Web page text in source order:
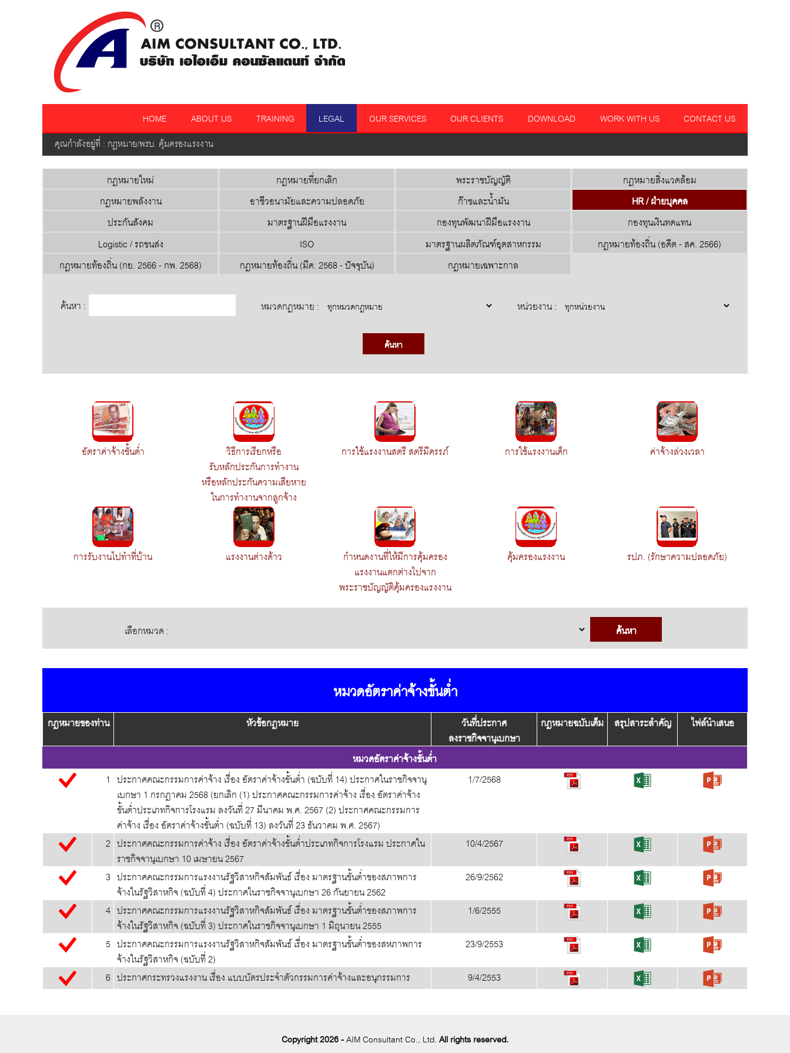
HOME ABOUT US TRAINING LEGAL OUR SERVICES OUR CLIENTS DOWNLOAD WORK WITH US
CONTACT US
คุณกำลังอยู่ที่ : กฎหมาย/พรบ. คุ้มครองแรงงาน
กฎหมายใหม่ กฎหมายที่ยกเลิก พระราชบัญญัติ
กฎหมายสิ่งแวดล้อม
กฎหมายพลังงาน
อาชีวอนามัยและความปลอดภัย ก๊าซและน้ำมัน
HR / ฝ่ายบุคคล
ประกันสังคม
มาตรฐานฝีมือแรงงาน กองทุนพัฒนาฝีมือแรงงาน
กองทุนเงินทดแทน
Logistic / รถขนส่ง
ISO มาตรฐานผลิตภัณฑ์อุตสาหกรรม
กฎหมายท้องถิ่น (อดีต - สค. 2566)
กฎหมายท้องถิ่น (กย. 2566 - กพ. 2568)
กฎหมายท้องถิ่น (มีค. 2568 - ปัจจุบัน) กฎหมายเฉพาะกาล
ค้นหา : หมวดกฎหมาย : หน่วยงาน :
อัตราค่าจ้างขั้นต่ำ
วิธีการเรียกหรือ
รับหลักประกันการทำงาน
หรือหลักประกันความเสียหาย
ในการทำงานจากลูกจ้าง
การใช้แรงงานสตรี สตรีมีครรภ์ การใช้แรงงานเด็ก ค่าจ้างล่วงเวลา
การรับงานไปทำที่บ้าน แรงงานต่างด้าว
กำหนดงานที่ให้มีการคุ้มครอง
แรงงานแตกต่างไปจาก
พระราชบัญญัติคุ้มครองแรงงาน
คุ้มครองแรงงาน รปภ. (รักษาความปลอดภัย)
เลือกหมวด :
หมวดอัตราค่าจ้างขั้นต่ำ
กฎหมายของท่าน หัวข้อกฎหมาย
วันที่ประกาศ
ลงราชกิจจานุเบกษา
กฎหมายฉบับเต็ม สรุปสาระสำคัญ
ไฟล์นำเสนอ
หมวดอัตราค่าจ้างขั้นต่ำ
1 ประกาศคณะกรรมการค่าจ้าง เรื่อง อัตราค่าจ้างขั้นต่ำ (ฉบับที่ 14) ประกาศในราชกิจจานุ
เบกษา 1 กรกฎาคม 2568 (ยกเลิก (1) ประกาศคณะกรรมการค่าจ้าง เรื่อง อัตราค่าจ้าง
ขั้นต่ำประเภทกิจการโรงแรม ลงวันที่ 27 มีนาคม พ.ศ. 2567 (2) ประกาศคณะกรรมการ
ค่าจ้าง เรื่อง อัตราค่าจ้างขั้นต่ำ (ฉบับที่ 13) ลงวันที่ 23 ธันวาคม พ.ศ. 2567)
1/7/2568
2 ประกาศคณะกรรมการค่าจ้าง เรื่อง อัตราค่าจ้างขั้นต่ำประเภทกิจการโรงแรม ประกาศใน
ราชกิจจานุเบกษา 10 เมษายน 2567
10/4/2567
3 ประกาศคณะกรรมการแรงงานรัฐวิสาหกิจสัมพันธ์ เรื่อง มาตรฐานขั้นต่ำของสภาพการ
จ้างในรัฐวิสาหกิจ (ฉบับที่ 4) ประกาศในราชกิจจานุเบกษา 26 กันยายน 2562
26/9/2562
4 ประกาศคณะกรรมการแรงงานรัฐวิสาหกิจสัมพันธ์ เรื่อง มาตรฐานขั้นต่ำของสภาพการ
จ้างในรัฐวิสาหกิจ (ฉบับที่ 3) ประกาศในราชกิจจานุเบกษา 1 มิถุนายน 2555
1/6/2555
5 ประกาศคณะกรรมการแรงงานรัฐวิสาหกิจสัมพันธ์ เรื่อง มาตรฐานขั้นต่ำของสหภาพการ
จ้างในรัฐวิสาหกิจ (ฉบับที่ 2)
23/9/2553
6 ประกาศกระทรวงแรงงาน เรื่อง แบบบัตรประจำตัวกรรมการค่าจ้างและอนุกรรมการ 9/4/2553
Copyright 2026 -AIM Consultant Co., Ltd.All rights reserved.